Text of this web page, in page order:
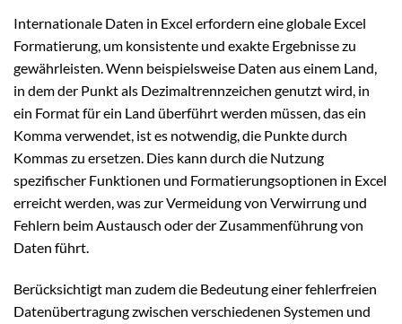
Internationale Daten in Excel erfordern eine globale Excel
Formatierung, um konsistente und exakte Ergebnisse zu
gewährleisten. Wenn beispielsweise Daten aus einem Land,
in dem der Punkt als Dezimaltrennzeichen genutzt wird, in
ein Format für ein Land überführt werden müssen, das ein
Komma verwendet, ist es notwendig, die Punkte durch
Kommas zu ersetzen. Dies kann durch die Nutzung
spezifischer Funktionen und Formatierungsoptionen in Excel
erreicht werden, was zur Vermeidung von Verwirrung und
Fehlern beim Austausch oder der Zusammenführung von
Daten führt.
Berücksichtigt man zudem die Bedeutung einer fehlerfreien
Datenübertragung zwischen verschiedenen Systemen und